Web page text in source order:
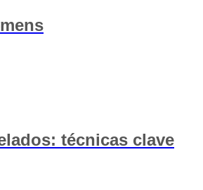
técnicas clave